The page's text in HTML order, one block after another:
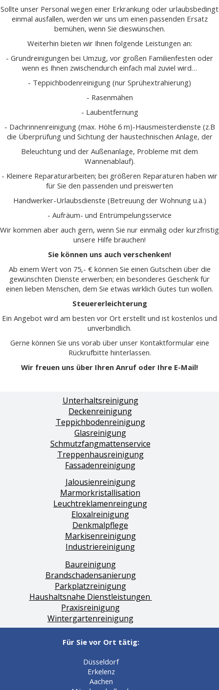
Sollte unser Personal wegen einer Erkrankung oder urlaubsbedingt
einmal ausfallen, werden wir uns um einen passenden Ersatz
bemühen, wenn Sie dieswünschen.
Weiterhin bieten wir Ihnen folgende Leistungen an:
- Grundreinigungen bei Umzug, vor großen Familienfesten oder
wenn es Ihnen zwischendurch einfach mal zuviel wird…
- Teppichbodenreinigung (nur Sprühextrahierung)
- Rasenmähen
- Laubentfernung
- Dachrinnenreinigung (max. Höhe 6 m)-Hausmeisterdienste (z.B
die Überprüfung und Sichtung der haustechnischen Anlage, der
Beleuchtung und der Außenanlage, Probleme mit dem
Wannenablauf).
- Kleinere Reparaturarbeiten; bei größeren Reparaturen haben wir
für Sie den passenden und preiswerten
Handwerker-Urlaubsdienste (Betreuung der Wohnung u.ä.)
- Aufräum- und Entrümpelungsservice
Wir kommen aber auch gern, wenn Sie nur einmalig oder kurzfristig
unsere Hilfe brauchen!
Sie können uns auch verschenken!
Ab einem Wert von 75,- € können Sie einen Gutschein über die
gewünschten Dienste erwerben; ein besonderes Geschenk für
einen lieben Menschen, dem Sie etwas wirklich Gutes tun wollen.
Steuererleichterung
Ein Angebot wird am besten vor Ort erstellt und ist kostenlos und
unverbindlich.
Gerne können Sie uns vorab über unser Kontaktformular eine
Rückrufbitte hinterlassen.
Wir freuen uns über Ihren Anruf oder Ihre E-Mail!
Unterhaltsreinigung
Deckenreinigung
Teppichbodenreinigung
Glasreinigung
Schmutzfangmattenservice
Treppenhausreinigung
Fassadenreinigung
Jalousienreinigung
Marmorkristallisation
Leuchtreklamenreingung
Eloxalreinigung
Denkmalpflege
Markisenreinigung
Industriereinigung
Baureinigung
Brandschadensanierung
Parkplatzreinigung
Haushaltsnahe Dienstleistungen
Praxisreinigung
Wintergartenreinigung
Für Sie vor Ort tätig:
Düsseldorf
Erkelenz
Aachen